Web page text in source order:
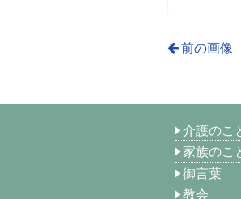
前の画像
介護のこ
家族のこ
御言葉
教会